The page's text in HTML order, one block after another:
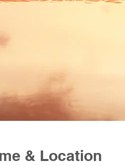
& Location